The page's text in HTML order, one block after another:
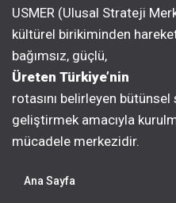
USMER (Ulusal Strateji
kültürel birikiminden
bağımsız, güçlü,
Üreten Türkiye’nin
rotasını belirleyen
geliştirmek amacıyla
mücadele merkezidir.
Ana Sayfa